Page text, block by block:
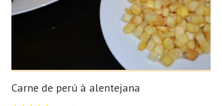
Carne de perú à alentejana